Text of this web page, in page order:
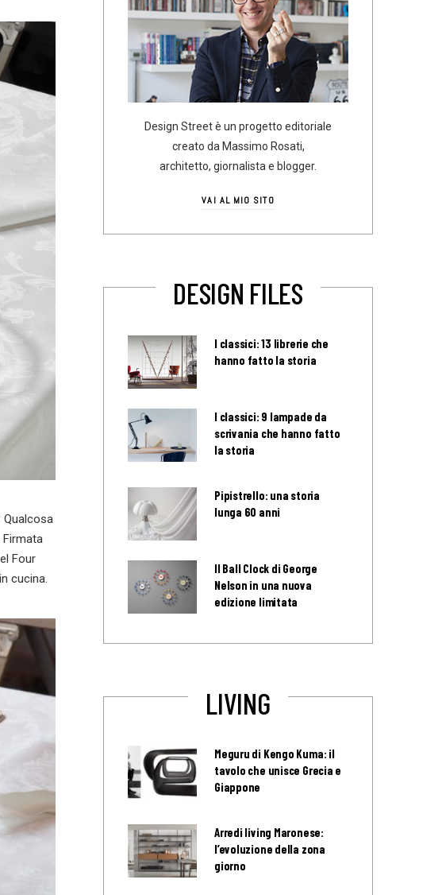
Qualcosa
Firmata
Four
cucina.
Design Street è un progetto editoriale
creato da Massimo Rosati,
architetto, giornalista e blogger.
VAI AL MIO SITO
DESIGN FILES
I classici: 13 librerie che
hanno fatto la storia
I classici: 9 lampade da
scrivania che hanno fatto
la storia
Pipistrello: una storia
lunga 60 anni
Il Ball Clock di George
Nelson in una nuova
edizione limitata
LIVING
Meguru di Kengo Kuma: il
tavolo che unisce Grecia e
Giappone
Arredi living Maronese:
l’evoluzione della zona
giorno